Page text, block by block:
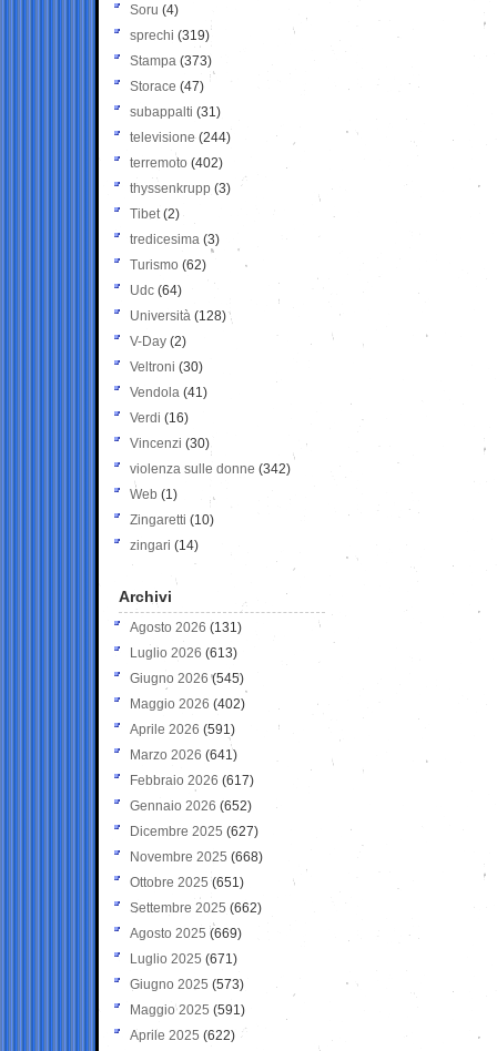
Soru (4)
sprechi (319)
Stampa (373)
Storace (47)
subappalti (31)
televisione(244)
terremoto (402)
thyssenkrupp (3)
Tibet(2)
tredicesima (3)
Turismo (62)
Udc (64)
Università (128)
V-Day (2)
Veltroni (30)
Vendola (41)
Verdi (16)
Vincenzi (30)
violenza sulle donne (342)
Web (1)
Zingaretti (10)
zingari (14)
Archivi
Agosto 2026 (131)
Luglio 2026 (613)
Giugno 2026 (545)
Maggio 2026 (402)
Aprile 2026 (591)
Marzo 2026 (641)
Febbraio 2026 (617)
Gennaio 2026 (652)
Dicembre 2025 (627)
Novembre 2025 (668)
Ottobre 2025 (651)
Settembre 2025 (662)
Agosto 2025 (669)
Luglio 2025 (671)
Giugno 2025 (573)
Maggio 2025 (591)
Aprile 2025 (622)